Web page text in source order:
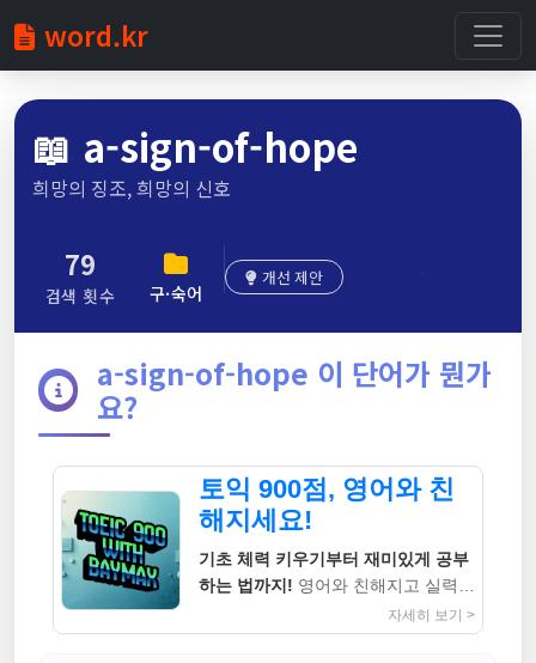
word.kr
📖 a-sign-of-hope
희망의 징조, 희망의 신호
79
검색 횟수 구·숙어
개선 제안
a-sign-of-hope 이 단어가 뭔가
요?
토익 900점, 영어와 친
해지세요!
기초 체력 키우기부터 재미있게 공부
하는 법까지! 영어와 친해지고 실력까
자세히 보기 >